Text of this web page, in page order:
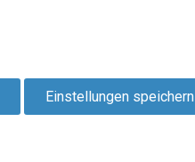
Einstellungen speichern